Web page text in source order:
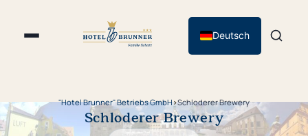
Deutsch
"Hotel Brunner" Betriebs GmbH›Schloderer Brewery
Schloderer Brewery